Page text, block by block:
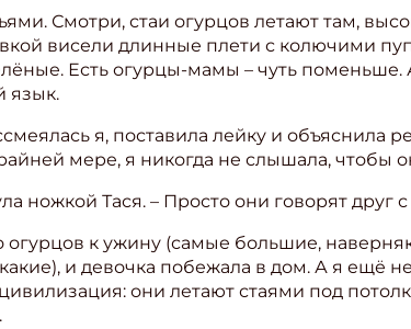
Смотри, стаи огурцов летают там,
висели длинные плети с колючими
Есть огурцы-мамы – чуть поменьше.
язык.
я, поставила лейку и объяснила
мере, я никогда не слышала, чтобы
ножкой Тася. – Просто они говорят
огурцов к ужину (самые большие,
и девочка побежала в дом. А я ещё
цивилизация: они летают стаями под